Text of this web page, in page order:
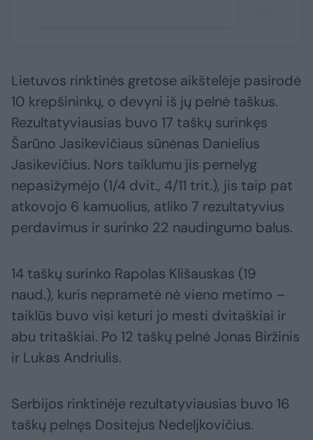
Lietuvos rinktinės gretose aikštelėje pasirodė
10 krepšininkų, o devyni iš jų pelnė taškus.
Rezultatyviausias buvo 17 taškų surinkęs
Šarūno Jasikevičiaus sūnėnas Danielius
Jasikevičius. Nors taiklumu jis pernelyg
nepasižymėjo (1/4 dvit., 4/11 trit.), jis taip pat
atkovojo 6 kamuolius, atliko 7 rezultatyvius
perdavimus ir surinko 22 naudingumo balus.
14 taškų surinko Rapolas Klišauskas (19
naud.), kuris neprametė nė vieno metimo –
taiklūs buvo visi keturi jo mesti dvitaškiai ir
abu tritaškiai. Po 12 taškų pelnė Jonas Biržinis
ir Lukas Andriulis.
Serbijos rinktinėje rezultatyviausias buvo 16
taškų pelnęs Dositejus Nedeljkovičius.